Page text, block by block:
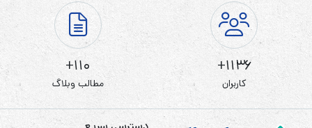
باتری لیتیوم یون 16340 شارژی 3.7 ولت 1500 میلی آمپر
LUCKY SKY
باتری 16340 (یا RCR123A) یک باتری لیتیوم یونی استوانه‌ای
است که با ابعاد 34 میلی متر در 16 میلی متر طبقه بندی می‌شود
و نسخه قابل شارژ باتری CR123A است. این باتری‌ها معمولا
1136+
کاربران
110+
مطالب وبلاگ